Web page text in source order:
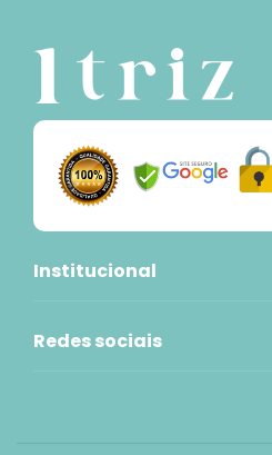
Institucional
Redes sociais